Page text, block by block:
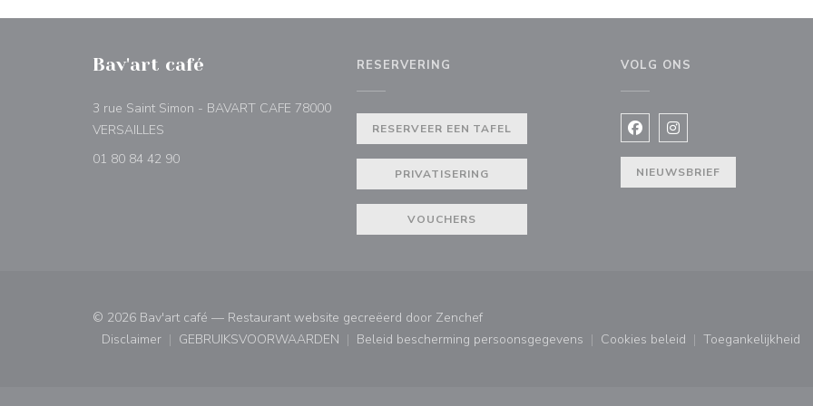
Bav'art café
3 rue Saint Simon - BAVART CAFE 78000
VERSAILLES
01 80 84 42 90
RESERVERING
RESERVEER EEN TAFEL
PRIVATISERING
VOUCHERS
VOLG ONS
Facebook ((opent in een
Instagram ((opent in
NIEUWSBRIEF
© 2026 Bav'art café — Restaurant website gecreëerd door Zenchef((opent in een nieuw venster))
Disclaimer
((opent in een nieuw venster))
GEBRUIKSVOORWAARDEN
((opent in een nieuw venster))
Beleid bescherming persoonsgegevens
((opent in een nieuw venster))
Cookies beleid
((opent in een nieuw venster))
Toegankelijkheid
((opent in